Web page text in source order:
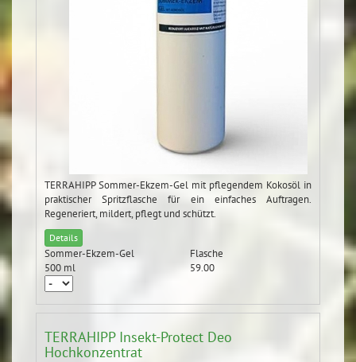
TERRAHIPP Sommer-Ekzem-Gel mit pflegendem Kokosöl in
praktischer Spritzflasche für ein einfaches Auftragen.
Regeneriert, mildert, pflegt und schützt.
Details
Sommer-Ekzem-Gel
Flasche
500 ml
59.00
TERRAHIPP Insekt-Protect Deo
Hochkonzentrat